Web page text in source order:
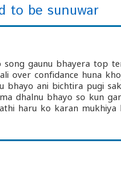
to be sunuwar
gaunu bhayera top
over confidance huna
bhayo ani bichtira pugi
dhalnu bhayo so kun
haru ko karan mukhiya